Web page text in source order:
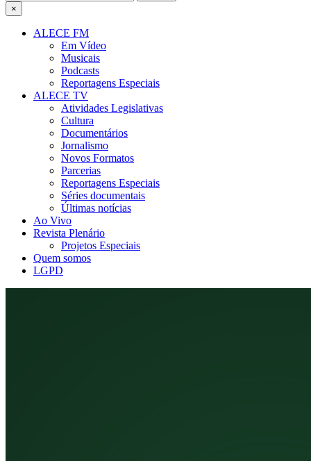
×
ALECE FM
Em Vídeo
Musicais
Podcasts
Reportagens Especiais
ALECE TV
Atividades Legislativas
Cultura
Documentários
Jornalismo
Novos Formatos
Parcerias
Reportagens Especiais
Séries documentais
Últimas notícias
Ao Vivo
Revista Plenário
Projetos Especiais
Quem somos
LGPD